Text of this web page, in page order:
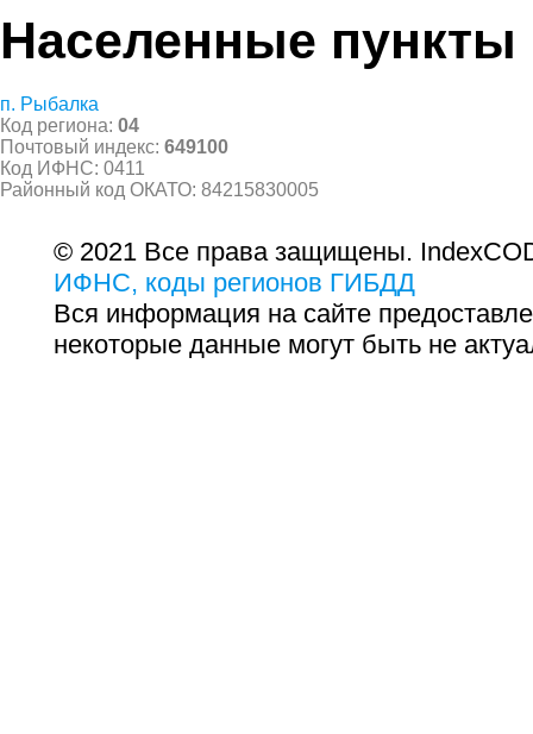
Населенные пункты
п. Рыбалка
Код региона: 04
Почтовый индекс: 649100
Код ИФНС: 0411
Районный код ОКАТО: 84215830005
© 2021 Все права защищены.
ИФНС, коды регионов ГИБДД
Вся информация на сайте
некоторые данные могут быть не